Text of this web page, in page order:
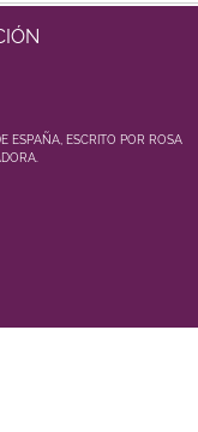
ESPAÑA, ESCRITO POR ROSA